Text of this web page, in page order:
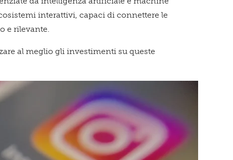
spazio è
te!
interattivi, capaci di connettere le
e rilevante.
al meglio gli investimenti su queste